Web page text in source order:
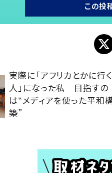
この投
実際に「アフリカとかに行く
人」になった私 目指すの
は‟メディアを使った平和
築”